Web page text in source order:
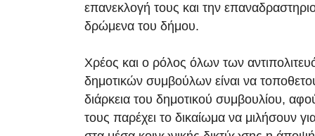
επανεκλογή τους και την
δρώμενα του δήμου.
Χρέος και ο ρόλος όλων των
δημοτικών συμβούλων είναι να
διάρκεια του δημοτικού συμβουλίου,
τους παρέχει το δικαίωμα να μιλήσουν